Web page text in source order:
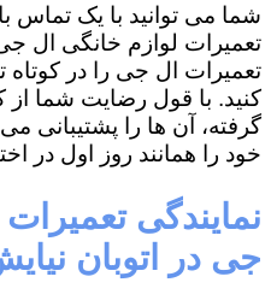
شما می توانید با یک تماس
تعمیرات لوازم خانگی ال
تعمیرات ال جی را در
کنید. با قول رضایت شما
گرفته، آن ها را پشتیبانی
خود را همانند روز اول در
نمایندگی
جی در اتوبان